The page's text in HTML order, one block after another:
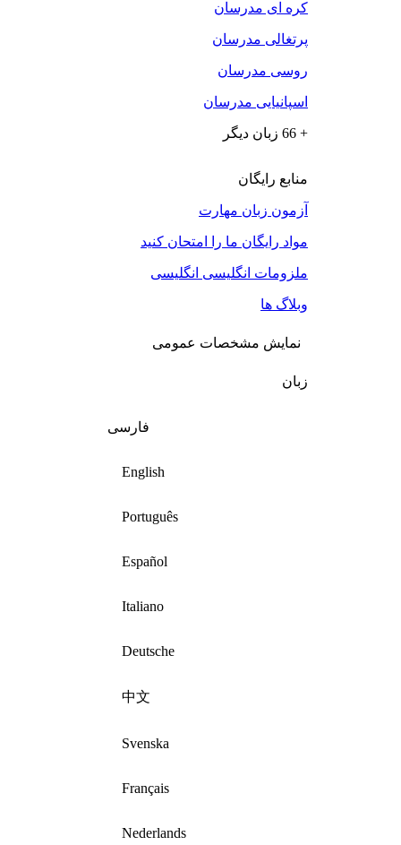
کره ای مدرسان
پرتغالی مدرسان
روسی مدرسان
اسپانیایی مدرسان
+ 66 زبان دیگر
منابع رایگان
آزمون زبان مهارت
مواد رایگان ما را امتحان کنید
ملزومات انگلیسی انگلیسی
وبلاگ ها
نمایش مشخصات عمومی
زبان
فارسی
English
Português
Español
Italiano
Deutsche
中文
Svenska
Français
Nederlands